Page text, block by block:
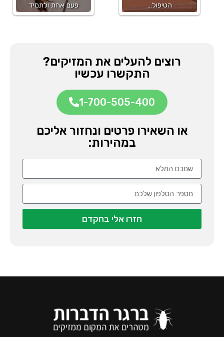
הטיפול…
פעם אחת ולתמיד
רוצים להעלים את המזיקים?
התקשרו עכשיו
1-700-505-400
או השאירו פרטים ונחזור אליכם
במהירות:
חזרו אלי בהקדם